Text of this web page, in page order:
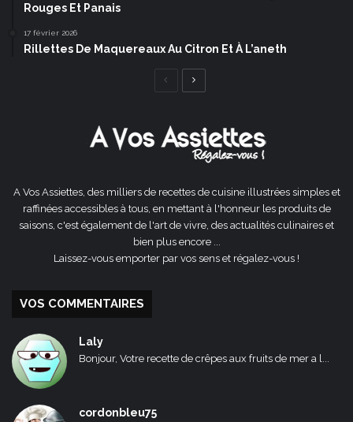
Rouges Et Panais
17 février 2026
Rillettes De Maquereaux Au Citron Et À L’aneth
Page
A Vos Assiettes, des milliers de recettes de cuisine illustrées simples et
raffinées accessibles à tous, en mettant à l'honneur les produits de
saisons, c'est également de l'art de vivre, des actualités culinaires et
bien plus encore ...
Laissez-vous emporter par vos sens et régalez-vous !
VOS COMMENTAIRES
Laly
Bonjour, Votre recette de crêpes aux fruits de mer a l...
cordonbleu75